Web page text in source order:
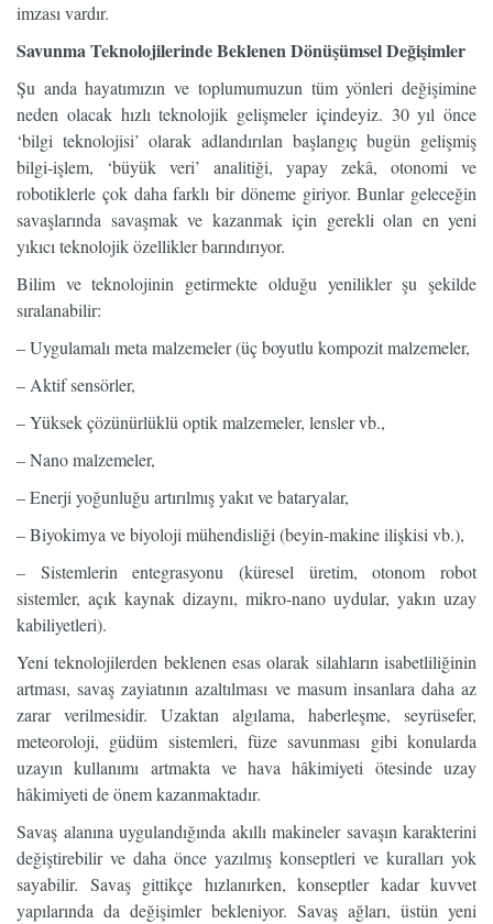
imzası vardır.
Savunma Teknolojilerinde Beklenen Dönüşümsel Değişimler
Şu anda hayatımızın ve toplumumuzun tüm yönleri değişimine
neden olacak hızlı teknolojik gelişmeler içindeyiz. 30 yıl önce
‘bilgi teknolojisi’ olarak adlandırılan başlangıç bugün gelişmiş
bilgi-işlem, ‘büyük veri’ analitiği, yapay zekâ, otonomi ve
robotiklerle çok daha farklı bir döneme giriyor. Bunlar geleceğin
savaşlarında savaşmak ve kazanmak için gerekli olan en yeni
yıkıcı teknolojik özellikler barındırıyor.
Bilim ve teknolojinin getirmekte olduğu yenilikler şu şekilde
sıralanabilir:
– Uygulamalı meta malzemeler (üç boyutlu kompozit malzemeler,
– Aktif sensörler,
– Yüksek çözünürlüklü optik malzemeler, lensler vb.,
– Nano malzemeler,
– Enerji yoğunluğu artırılmış yakıt ve bataryalar,
– Biyokimya ve biyoloji mühendisliği (beyin-makine ilişkisi vb.),
– Sistemlerin entegrasyonu (küresel üretim, otonom robot
sistemler, açık kaynak dizaynı, mikro-nano uydular, yakın uzay
kabiliyetleri).
Yeni teknolojilerden beklenen esas olarak silahların isabetliliğinin
artması, savaş zayiatının azaltılması ve masum insanlara daha az
zarar verilmesidir. Uzaktan algılama, haberleşme, seyrüsefer,
meteoroloji, güdüm sistemleri, füze savunması gibi konularda
uzayın kullanımı artmakta ve hava hâkimiyeti ötesinde uzay
hâkimiyeti de önem kazanmaktadır.
Savaş alanına uygulandığında akıllı makineler savaşın karakterini
değiştirebilir ve daha önce yazılmış konseptleri ve kuralları yok
sayabilir. Savaş gittikçe hızlanırken, konseptler kadar kuvvet
yapılarında da değişimler bekleniyor. Savaş ağları, üstün yeni